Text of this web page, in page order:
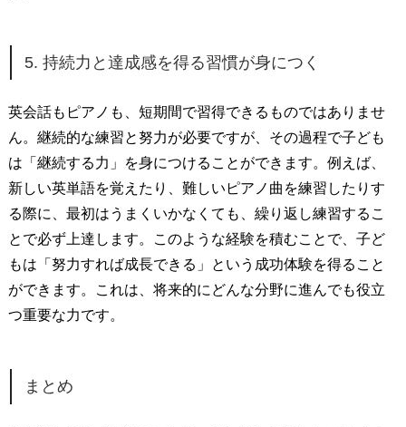
5. 持続力と達成感を得る習慣が身につく
英会話もピアノも、短期間で習得できるものではありませ
ん。継続的な練習と努力が必要ですが、その過程で子ども
は「継続する力」を身につけることができます。例えば、
新しい英単語を覚えたり、難しいピアノ曲を練習したりす
る際に、最初はうまくいかなくても、繰り返し練習するこ
とで必ず上達します。このような経験を積むことで、子ど
もは「努力すれば成長できる」という成功体験を得ること
ができます。これは、将来的にどんな分野に進んでも役立
つ重要な力です。
まとめ